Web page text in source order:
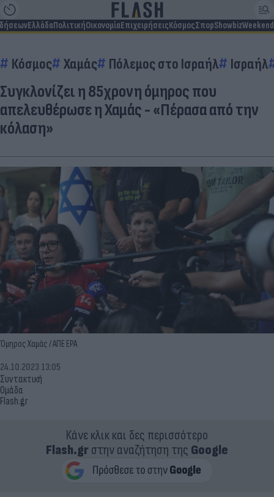
ΕλλάδαΠολιτικήΟικονομίαΕπιχειρήσειςΚόσμοςΣπορShowbizWeekend
Κόσμος Χαμάς Πόλεμος στο Ισραήλ Ισραήλ
Συγκλονίζει η 85χρονη όμηρος που
απελευθέρωσε η Χαμάς - «Πέρασα από την
κόλαση»
Όμηρος Χαμάς / ΑΠΕ EPA
Συντακτική
Ομάδα
Flash.gr
24.10.2023 13:05
Κάνε κλικ και δες περισσότερο
Flash.grστην αναζήτηση της Google